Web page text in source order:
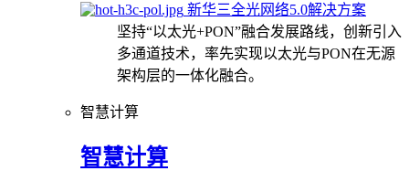
新华三全光网络5.0解决方案
坚持“以太光+PON”融合发展路线，创新引入
多通道技术，率先实现以太光与PON在无源
架构层的一体化融合。
智慧计算
智慧计算